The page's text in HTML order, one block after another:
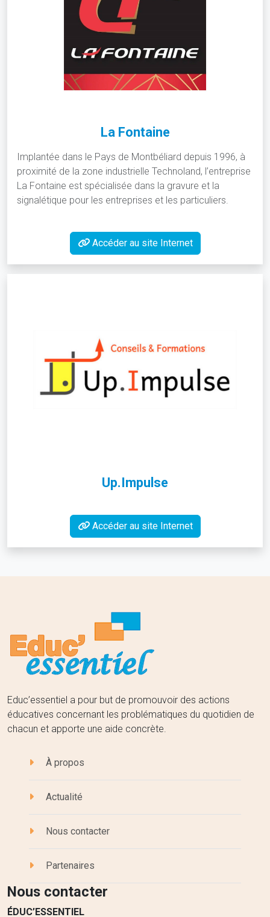
La Fontaine
Implantée dans le Pays de Montbéliard depuis 1996, à
proximité de la zone industrielle Technoland, l’entreprise
La Fontaine est spécialisée dans la gravure et la
signalétique pour les entreprises et les particuliers.
Accéder au site Internet
Up.Impulse
Accéder au site Internet
Educ’essentiel a pour but de promouvoir des actions
éducatives concernant les problématiques du quotidien de
chacun et apporte une aide concrète.
À propos
Actualité
Nous contacter
Partenaires
Nous contacter
ÉDUC’ESSENTIEL